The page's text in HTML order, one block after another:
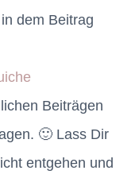
dem Beitrag
Beiträgen
🙂 Lass Dir
entgehen und